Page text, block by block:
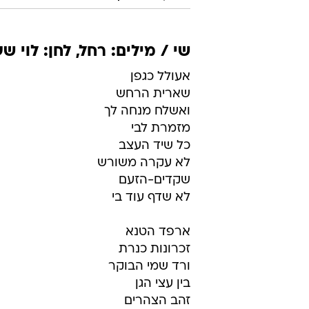
שי / מילים: רחל, לחן: לוי
אעולל כגפן
שארית הרחש
ואשלח מנחה לך
מזמרת לבי
כל שיד העצב
לא עקרה משורש
שקדים-הזעם
לא שדף עוד בי
ארפד הטנא
זכרונות כנרת
ורד שמי הבוקר
בין עצי הגן
זהב הצהרים